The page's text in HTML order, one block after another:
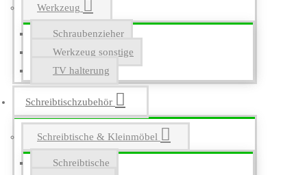
Werkzeug
Schraubenzieher
Werkzeug sonstige
TV halterung
Schreibtischzubehör
Schreibtische & Kleinmöbel
Schreibtische